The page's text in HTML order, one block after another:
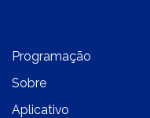
Programação
Sobre
Aplicativo